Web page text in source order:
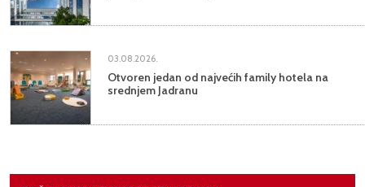
03.08.2026.
Otvoren jedan od najvećih family hotela na
srednjem Jadranu